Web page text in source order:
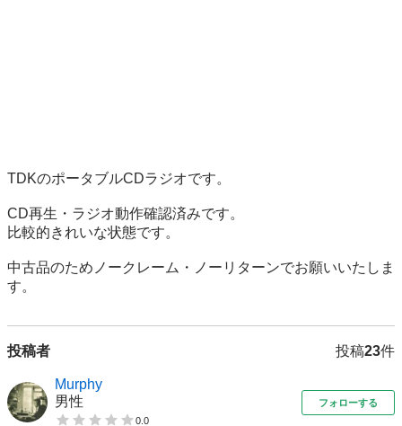
TDKのポータブルCDラジオです。
CD再生・ラジオ動作確認済みです。
比較的きれいな状態です。
中古品のためノークレーム・ノーリターンでお願いいたしま
す。
投稿者 投稿23件
Murphy
男性
0.0
フォローする